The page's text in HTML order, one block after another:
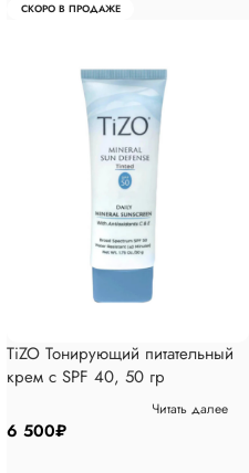
СКОРО В ПРОДАЖЕ
TiZO Тонирующий питательный
крем с SPF 40, 50 гр
6 500₽
Читать далее